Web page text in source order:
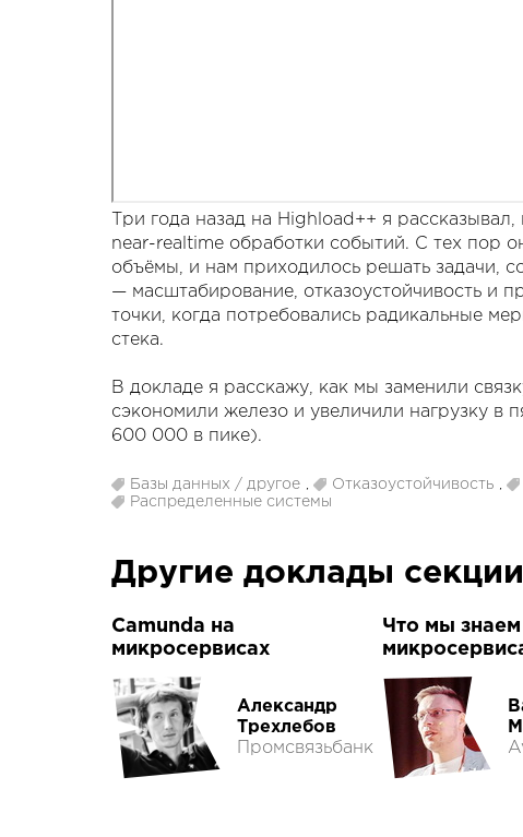
Три года назад на Highload++ я
near-realtime обработки событий. С тех пор
объёмы, и нам приходилось решать задачи,
— масштабирование, отказоустойчивость и
точки, когда потребовались радикальные
стека.
В докладе я расскажу, как мы заменили
сэкономили железо и увеличили нагрузку в
600 000 в пике).
Базы данных / другое Отказоустойчивость
Распределенные системы
Другие доклады секции
Camunda на
микросервисах
Александр
Трехлебов
Промсвязьбанк
Что мы знаем